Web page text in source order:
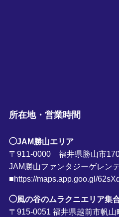
所在地・営業時間
◯JAM勝山エリア
〒911-0000 福井県勝山市
JAM勝山ファンタジーゲレン
■https://maps.app.goo.gl/
◯風の谷のムラクニエリア集
〒915-0051 福井県越前市帆山